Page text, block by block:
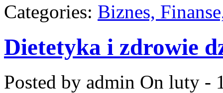
Categories: Biznes,
Dietetyka i zdrowie
Posted by admin On luty -